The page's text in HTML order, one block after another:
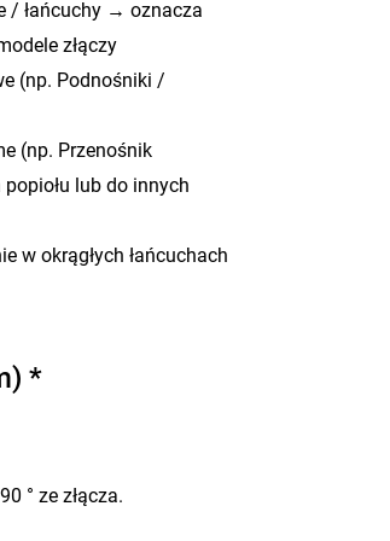
/ łańcuchy → oznacza
złączy
(np. Podnośniki /
(np. Przenośnik
lub do innych
w okrągłych łańcuchach
*
° ze złącza.